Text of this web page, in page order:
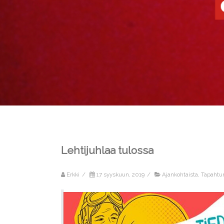
Lehtijuhlaa tulossa
Erkki / 17 syyskuun, 2019 / Ajankohtaista,